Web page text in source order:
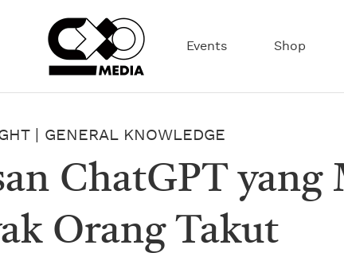
Events Shop
| GENERAL KNOWLEDGE
ChatGPT yang
Orang Takut